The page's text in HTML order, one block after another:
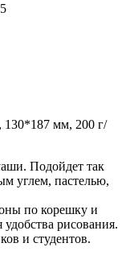
мм, 200 г/
Подойдет так
углем, пастелью,
по корешку и
рисования.
и студентов.